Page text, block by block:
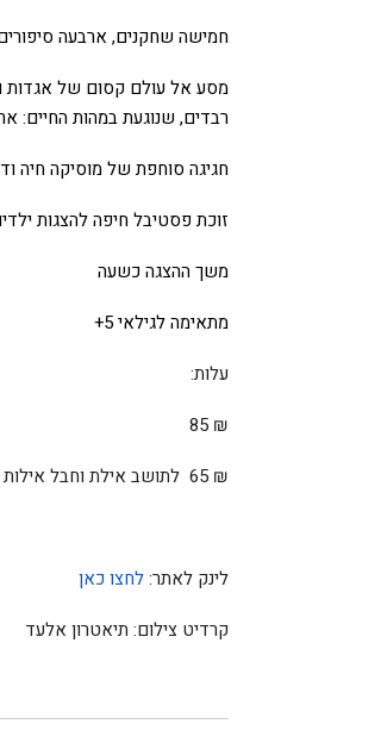
חמישה שחקנים, ארבעה
מסע אל עולם קסום של אגדות
רבדים, שנוגעת במהות החיים:
חגיגה סוחפת של מוסיקה חיה
זוכת פסטיבל חיפה להצגות
משך ההצגה כשעה
מתאימה לגילאי 5 +
עלות:
₪
85
₪
65 לתושב אילת וחבל אילות
לינק לאתר:לחצו כאן
קרדיט צילום: תיאטרון אלעד